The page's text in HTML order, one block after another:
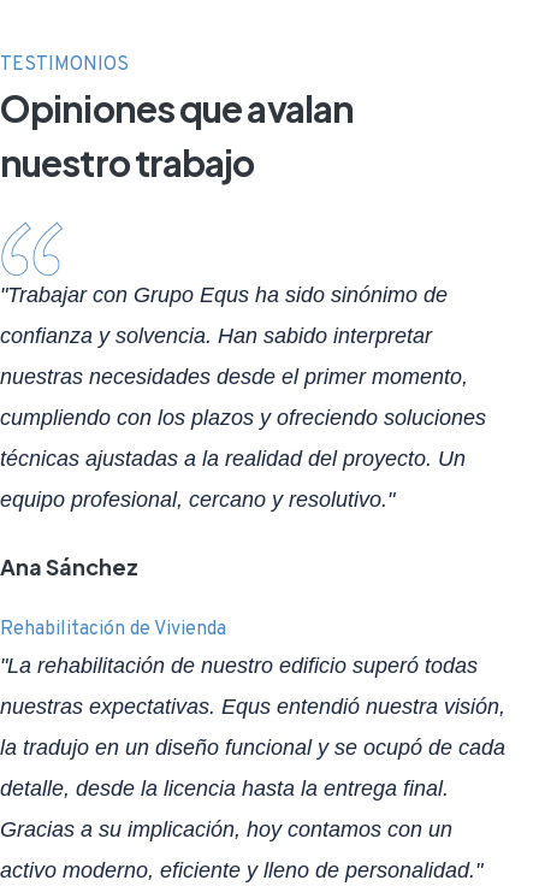
TESTIMONIOS
Opiniones que avalan
nuestro trabajo
"Trabajar con Grupo Equs ha sido sinónimo de
confianza y solvencia. Han sabido interpretar
nuestras necesidades desde el primer momento,
cumpliendo con los plazos y ofreciendo soluciones
técnicas ajustadas a la realidad del proyecto. Un
equipo profesional, cercano y resolutivo."
Ana Sánchez
Rehabilitación de Vivienda
"La rehabilitación de nuestro edificio superó todas
nuestras expectativas. Equs entendió nuestra visión,
la tradujo en un diseño funcional y se ocupó de cada
detalle, desde la licencia hasta la entrega final.
Gracias a su implicación, hoy contamos con un
activo moderno, eficiente y lleno de personalidad."